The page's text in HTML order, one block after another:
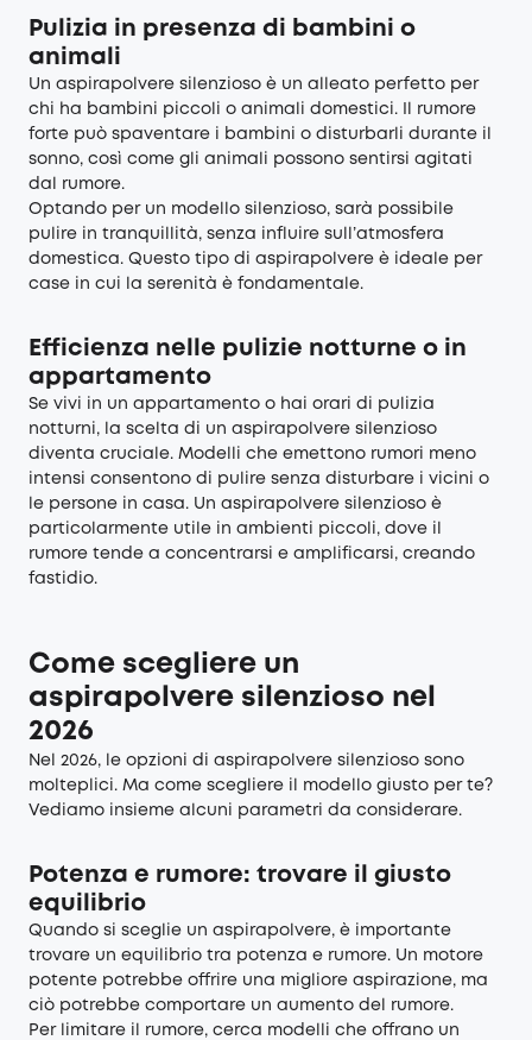
Pulizia in presenza di bambini o
animali
Un aspirapolvere silenzioso è un alleato perfetto per
chi ha bambini piccoli o animali domestici. Il rumore
forte può spaventare i bambini o disturbarli durante il
sonno, così come gli animali possono sentirsi agitati
dal rumore.
Optando per un modello silenzioso, sarà possibile
pulire in tranquillità, senza influire sull’atmosfera
domestica. Questo tipo di aspirapolvere è ideale per
case in cui la serenità è fondamentale.
Efficienza nelle pulizie notturne o in
appartamento
Se vivi in un appartamento o hai orari di pulizia
notturni, la scelta di un aspirapolvere silenzioso
diventa cruciale. Modelli che emettono rumori meno
intensi consentono di pulire senza disturbare i vicini o
le persone in casa. Un aspirapolvere silenzioso è
particolarmente utile in ambienti piccoli, dove il
rumore tende a concentrarsi e amplificarsi, creando
fastidio.
Come scegliere un
aspirapolvere silenzioso nel
2026
Nel 2026, le opzioni di aspirapolvere silenzioso sono
molteplici. Ma come scegliere il modello giusto per te?
Vediamo insieme alcuni parametri da considerare.
Potenza e rumore: trovare il giusto
equilibrio
Quando si sceglie un aspirapolvere, è importante
trovare un equilibrio tra potenza e rumore. Un motore
potente potrebbe offrire una migliore aspirazione, ma
ciò potrebbe comportare un aumento del rumore.
Per limitare il rumore, cerca modelli che offrano un